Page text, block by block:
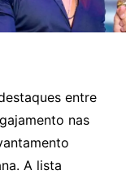
entre
nas
A lista